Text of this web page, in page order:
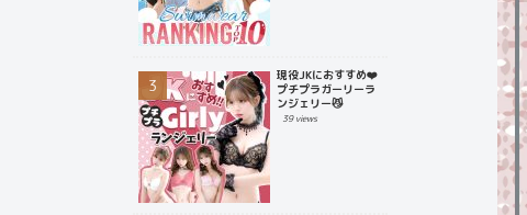
現役JKにおすすめ❤️
プチプラガーリーラ
ンジェリー😼
39 views